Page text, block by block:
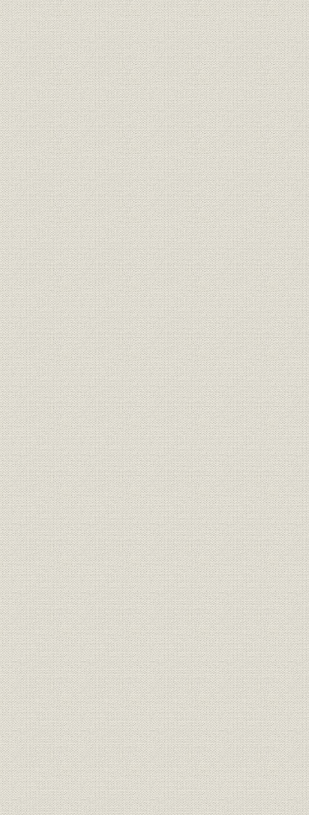
第一節 明治中期における諸事業の動向
第二節 事業統轄機関の形成
第三節 三井家憲の制定
第九章 三井合名会社の成立
第一節 三井家事業の発展と事業統轄機関の確立
第二節 三井家事業整理の進行と管理部
第三節 財閥本部機構の確立
第四節 明治四二年の三井家営業組織改革
三井家略系図
三井事業略年表
索引
執筆分担 第一~九章 岩崎宏之
詳細表目次
第一章
第二章
第三章
第四章
第五章
第六章
第七章
第八章
第九章
詳細図目次
詳細写真目次
第一章
第二章
第三章
第四章